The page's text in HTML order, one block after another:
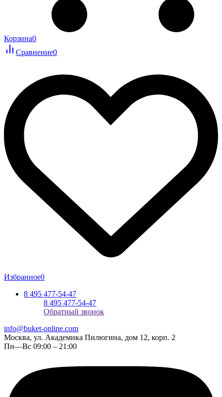
Корзина0
Сравнение0
Избранное0
8 495 477-54-47
8 495 477-54-47
Обратный звонок
info@buket-online.com
Москва, ул. Академика Пилюгина, дом 12, корп. 2
Пн—Вс 09:00 – 21:00